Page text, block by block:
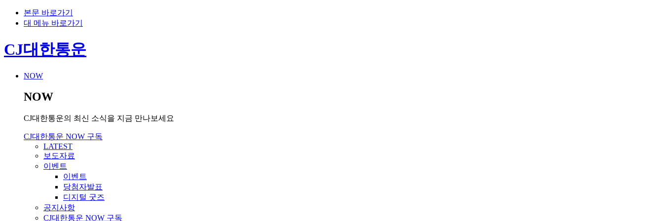
본문 바로가기
대 메뉴 바로가기
CJ대한통운
NOW
NOW
CJ대한통운의 최신 소식을 지금 만나보세요
CJ대한통운 NOW 구독
LATEST
보도자료
이벤트
이벤트
당첨자발표
디지털 굿즈
공지사항
CJ대한통운 NOW 구독